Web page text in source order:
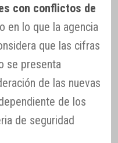
con conflictos de
en lo que la agencia
que las cifras
se presenta
de las nuevas
de los
de seguridad